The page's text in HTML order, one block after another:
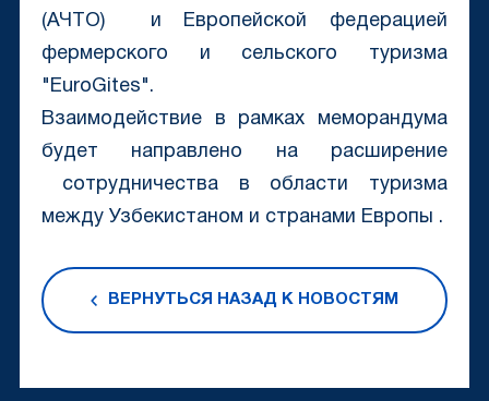
(АЧТО) и Европейской федерацией
фермерского и сельского туризма
"EuroGites".
Взаимодействие в рамках меморандума
будет направлено на расширение
сотрудничества в области туризма
между Узбекистаном и странами Европы .
ВЕРНУТЬСЯ НАЗАД К НОВОСТЯМ